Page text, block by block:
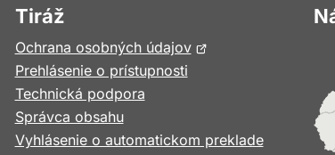
Tiráž
Ochrana osobných údajovOtvorí
okne
Prehlásenie o prístupnosti
Technická podpora
Správca obsahu
Vyhlásenie o automatickom preklade